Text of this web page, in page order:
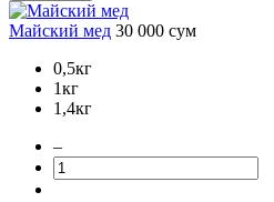
Майский мед 30 000 сум
0,5кг
1кг
1,4кг
–